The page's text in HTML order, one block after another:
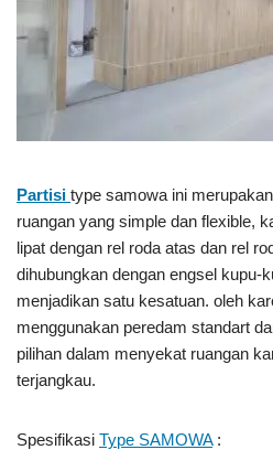
Partisi type samowa ini
ruangan yang simple dan flexible,
lipat dengan rel roda atas dan rel
dihubungkan dengan engsel kupu-
menjadikan satu kesatuan. oleh
menggunakan peredam standart
pilihan dalam menyekat ruangan
terjangkau.
Spesifikasi Type SAMOWA: